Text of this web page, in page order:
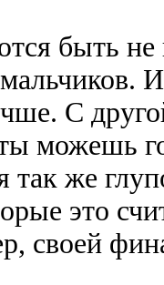
быть
И
С
можешь
так же
это
своей